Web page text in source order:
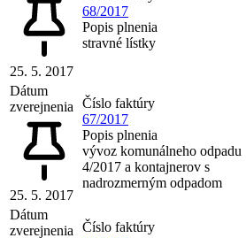
25. 5. 2017
68/2017
Popis plnenia
stravné lístky
Dátum
zverejnenia
25. 5. 2017
Číslo faktúry
67/2017
Popis plnenia
vývoz komunálneho odpadu
4/2017 a kontajnerov s
nadrozmerným odpadom
Dátum
zverejnenia
Číslo faktúry